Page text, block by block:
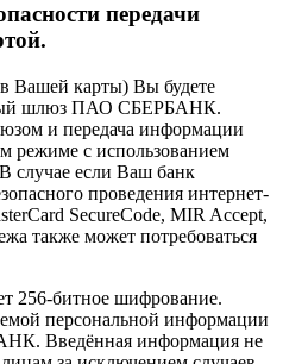
передачи
Вашей карты) Вы будете
шлюз ПАО СБЕРБАНК.
и передача информации
режиме с использованием
случае если Ваш банк
проведения интернет-
SecureCode, MIR Accept,
также может потребоваться
256-битное шифрование.
персональной информации
Введённая информация не